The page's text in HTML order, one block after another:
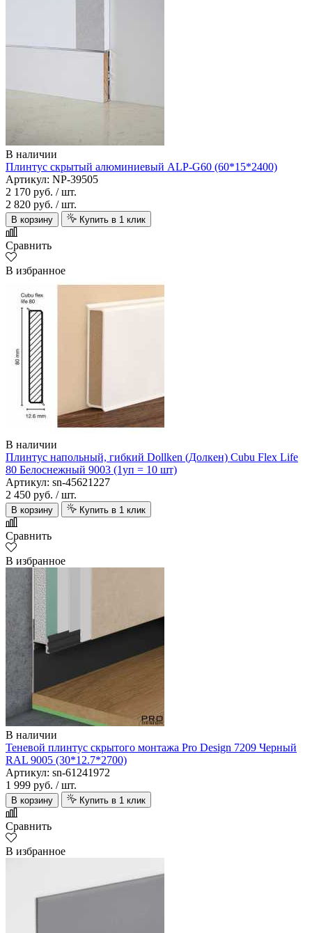
В наличии
Плинтус скрытый алюминиевый ALP-G60 (60*15*2400)
Артикул: NP-39505
2 170 руб. / шт.
2 820 руб. / шт.
В корзину Купить в 1 клик
Сравнить
В избранное
В наличии
Плинтус напольный, гибкий Dollken (Долкен) Cubu Flex Life
80 Белоснежный 9003 (1уп = 10 шт)
Артикул: sn-45621227
2 450 руб. / шт.
В корзину Купить в 1 клик
Сравнить
В избранное
В наличии
Теневой плинтус скрытого монтажа Pro Design 7209 Черный
RAL 9005 (30*12.7*2700)
Артикул: sn-61241972
1 999 руб. / шт.
В корзину Купить в 1 клик
Сравнить
В избранное